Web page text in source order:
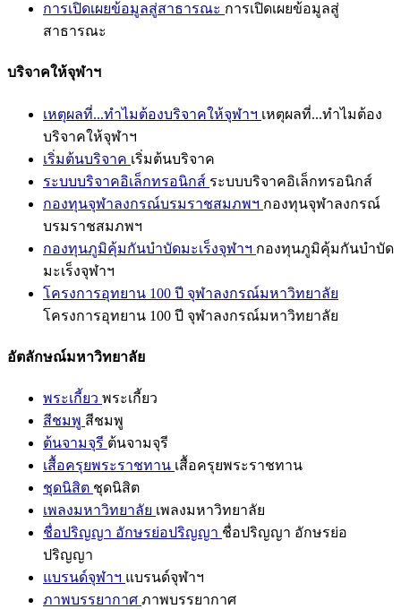
การเปิดเผยข้อมูลสู่สาธารณะ การเปิดเผยข้อมูลสู่
สาธารณะ
บริจาคให้จุฬาฯ
เหตุผลที่...ทำไมต้องบริจาคให้จุฬาฯ เหตุผลที่...ทำไมต้อง
บริจาคให้จุฬาฯ
เริ่มต้นบริจาค เริ่มต้นบริจาค
ระบบบริจาคอิเล็กทรอนิกส์ ระบบบริจาคอิเล็กทรอนิกส์
กองทุนจุฬาลงกรณ์บรมราชสมภพฯ กองทุนจุฬาลงกรณ์
บรมราชสมภพฯ
กองทุนภูมิคุ้มกันบำบัดมะเร็งจุฬาฯ กองทุนภูมิคุ้มกันบำบัด
มะเร็งจุฬาฯ
โครงการอุทยาน 100 ปี จุฬาลงกรณ์มหาวิทยาลัย
โครงการอุทยาน 100 ปี จุฬาลงกรณ์มหาวิทยาลัย
อัตลักษณ์มหาวิทยาลัย
พระเกี้ยว พระเกี้ยว
สีชมพู สีชมพู
ต้นจามจุรี ต้นจามจุรี
เสื้อครุยพระราชทาน เสื้อครุยพระราชทาน
ชุดนิสิต ชุดนิสิต
เพลงมหาวิทยาลัย เพลงมหาวิทยาลัย
ชื่อปริญญา อักษรย่อปริญญา ชื่อปริญญา อักษรย่อ
ปริญญา
แบรนด์จุฬาฯ แบรนด์จุฬาฯ
ภาพบรรยากาศ ภาพบรรยากาศ